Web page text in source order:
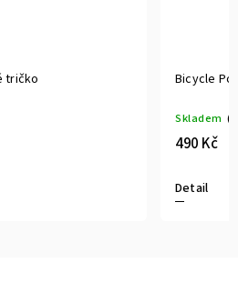
tričko Bicycle
Skladem
490 Kč
Detail